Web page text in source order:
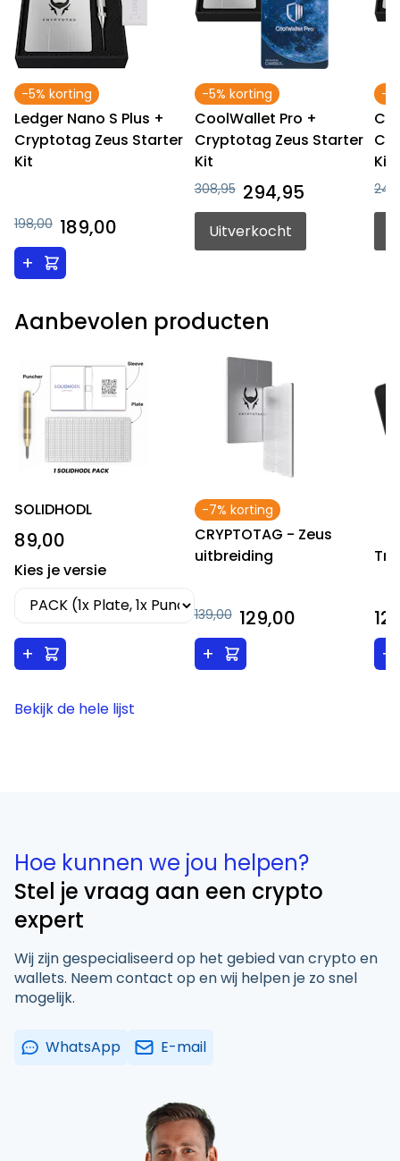
-5% korting
Ledger Nano S Plus +
Cryptotag Zeus Starter
Kit
198,00 189,00
+
-5% korting
CoolWallet Pro +
Cryptotag Zeus Starter
Kit
308,95 294,95
Uitverkocht
-
Kit
Aanbevolen producten
SOLIDHODL
89,00
Kies je versie
+
-7% korting
CRYPTOTAG - Zeus
uitbreiding
139,00 129,00
+
+
Bekijk de hele lijst
Hoe kunnen we jou helpen?
Stel je vraag aan een crypto
expert
Wij zijn gespecialiseerd op het gebied van crypto en
wallets. Neem contact op en wij helpen je zo snel
mogelijk.
WhatsApp E-mail